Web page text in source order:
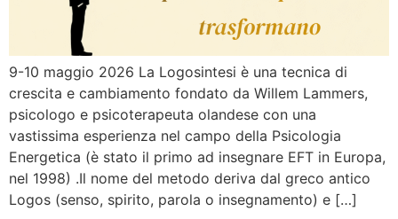
9-10 maggio 2026 La Logosintesi è una tecnica di
crescita e cambiamento fondato da Willem Lammers,
psicologo e psicoterapeuta olandese con una
vastissima esperienza nel campo della Psicologia
Energetica (è stato il primo ad insegnare EFT in Europa,
nel 1998) .Il nome del metodo deriva dal greco antico
Logos (senso, spirito, parola o insegnamento) e […]